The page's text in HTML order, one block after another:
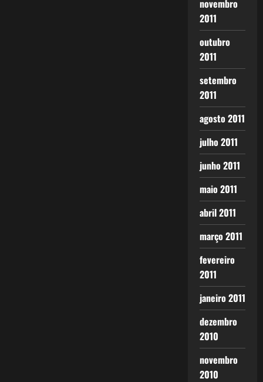
novembro
2011
outubro
2011
setembro
2011
agosto 2011
julho 2011
junho 2011
maio 2011
abril 2011
março 2011
fevereiro
2011
janeiro 2011
dezembro
2010
novembro
2010